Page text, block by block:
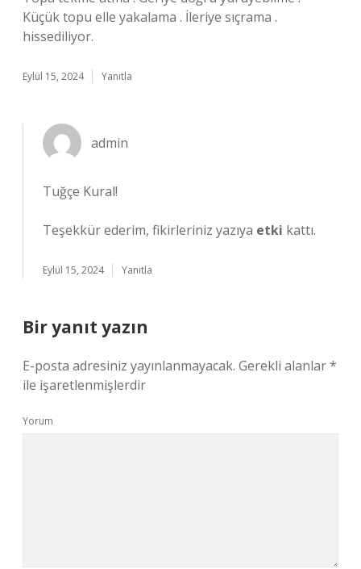
Küçük topu elle yakalama . İleriye sıçrama .
hissediliyor.
Eylül 15, 2024 Yanıtla
admin
Tuğçe Kural!
Teşekkür ederim, fikirleriniz yazıya etki kattı.
Eylül 15, 2024 Yanıtla
Bir yanıt yazın
E-posta adresiniz yayınlanmayacak. Gerekli alanlar*
ile işaretlenmişlerdir
Yorum